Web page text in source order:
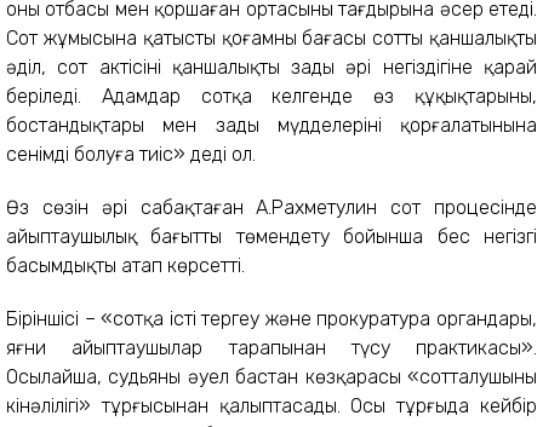
оның отбасы мен қоршаған ортасының тағдырына әсер етеді.
Сот жұмысына қатысты қоғамның бағасы соттың қаншалықты
әділ, сот актісінің қаншалықты заңды әрі негіздігіне қарай
беріледі. Адамдар сотқа келгенде өз құқықтарының,
бостандықтары мен заңды мүдделерінің қорғалатынына
сенімді болуға тиіс» деді ол.
Өз сөзін әрі сабақтаған А.Рахметулин сот процесінде
айыптаушылық бағытты төмендету бойынша бес негізгі
басымдықты атап көрсетті.
Біріншісі – «сотқа істің тергеу және прокуратура органдары,
яғни айыптаушылар тарапынан түсу практикасы».
Осылайша, судьяның әуел бастан көзқарасы «сотталушының
кінәлілігі» тұрғысынан қалыптасады. Осы тұрғыда кейбір